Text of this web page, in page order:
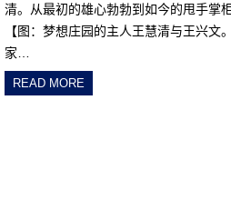
清。从最初的雄心勃勃到如今的甩手掌
【图：梦想庄园的主人王慧清与王兴文
家…
READ MORE